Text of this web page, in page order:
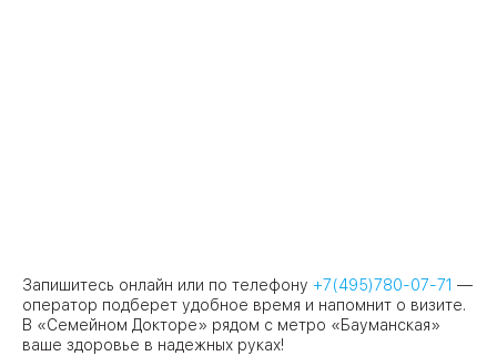
Запишитесь онлайн или по телефону +7(495)780-07-71 —
оператор подберет удобное время и напомнит о визите.
В «Семейном Докторе» рядом с метро «Бауманская»
ваше здоровье в надежных руках!